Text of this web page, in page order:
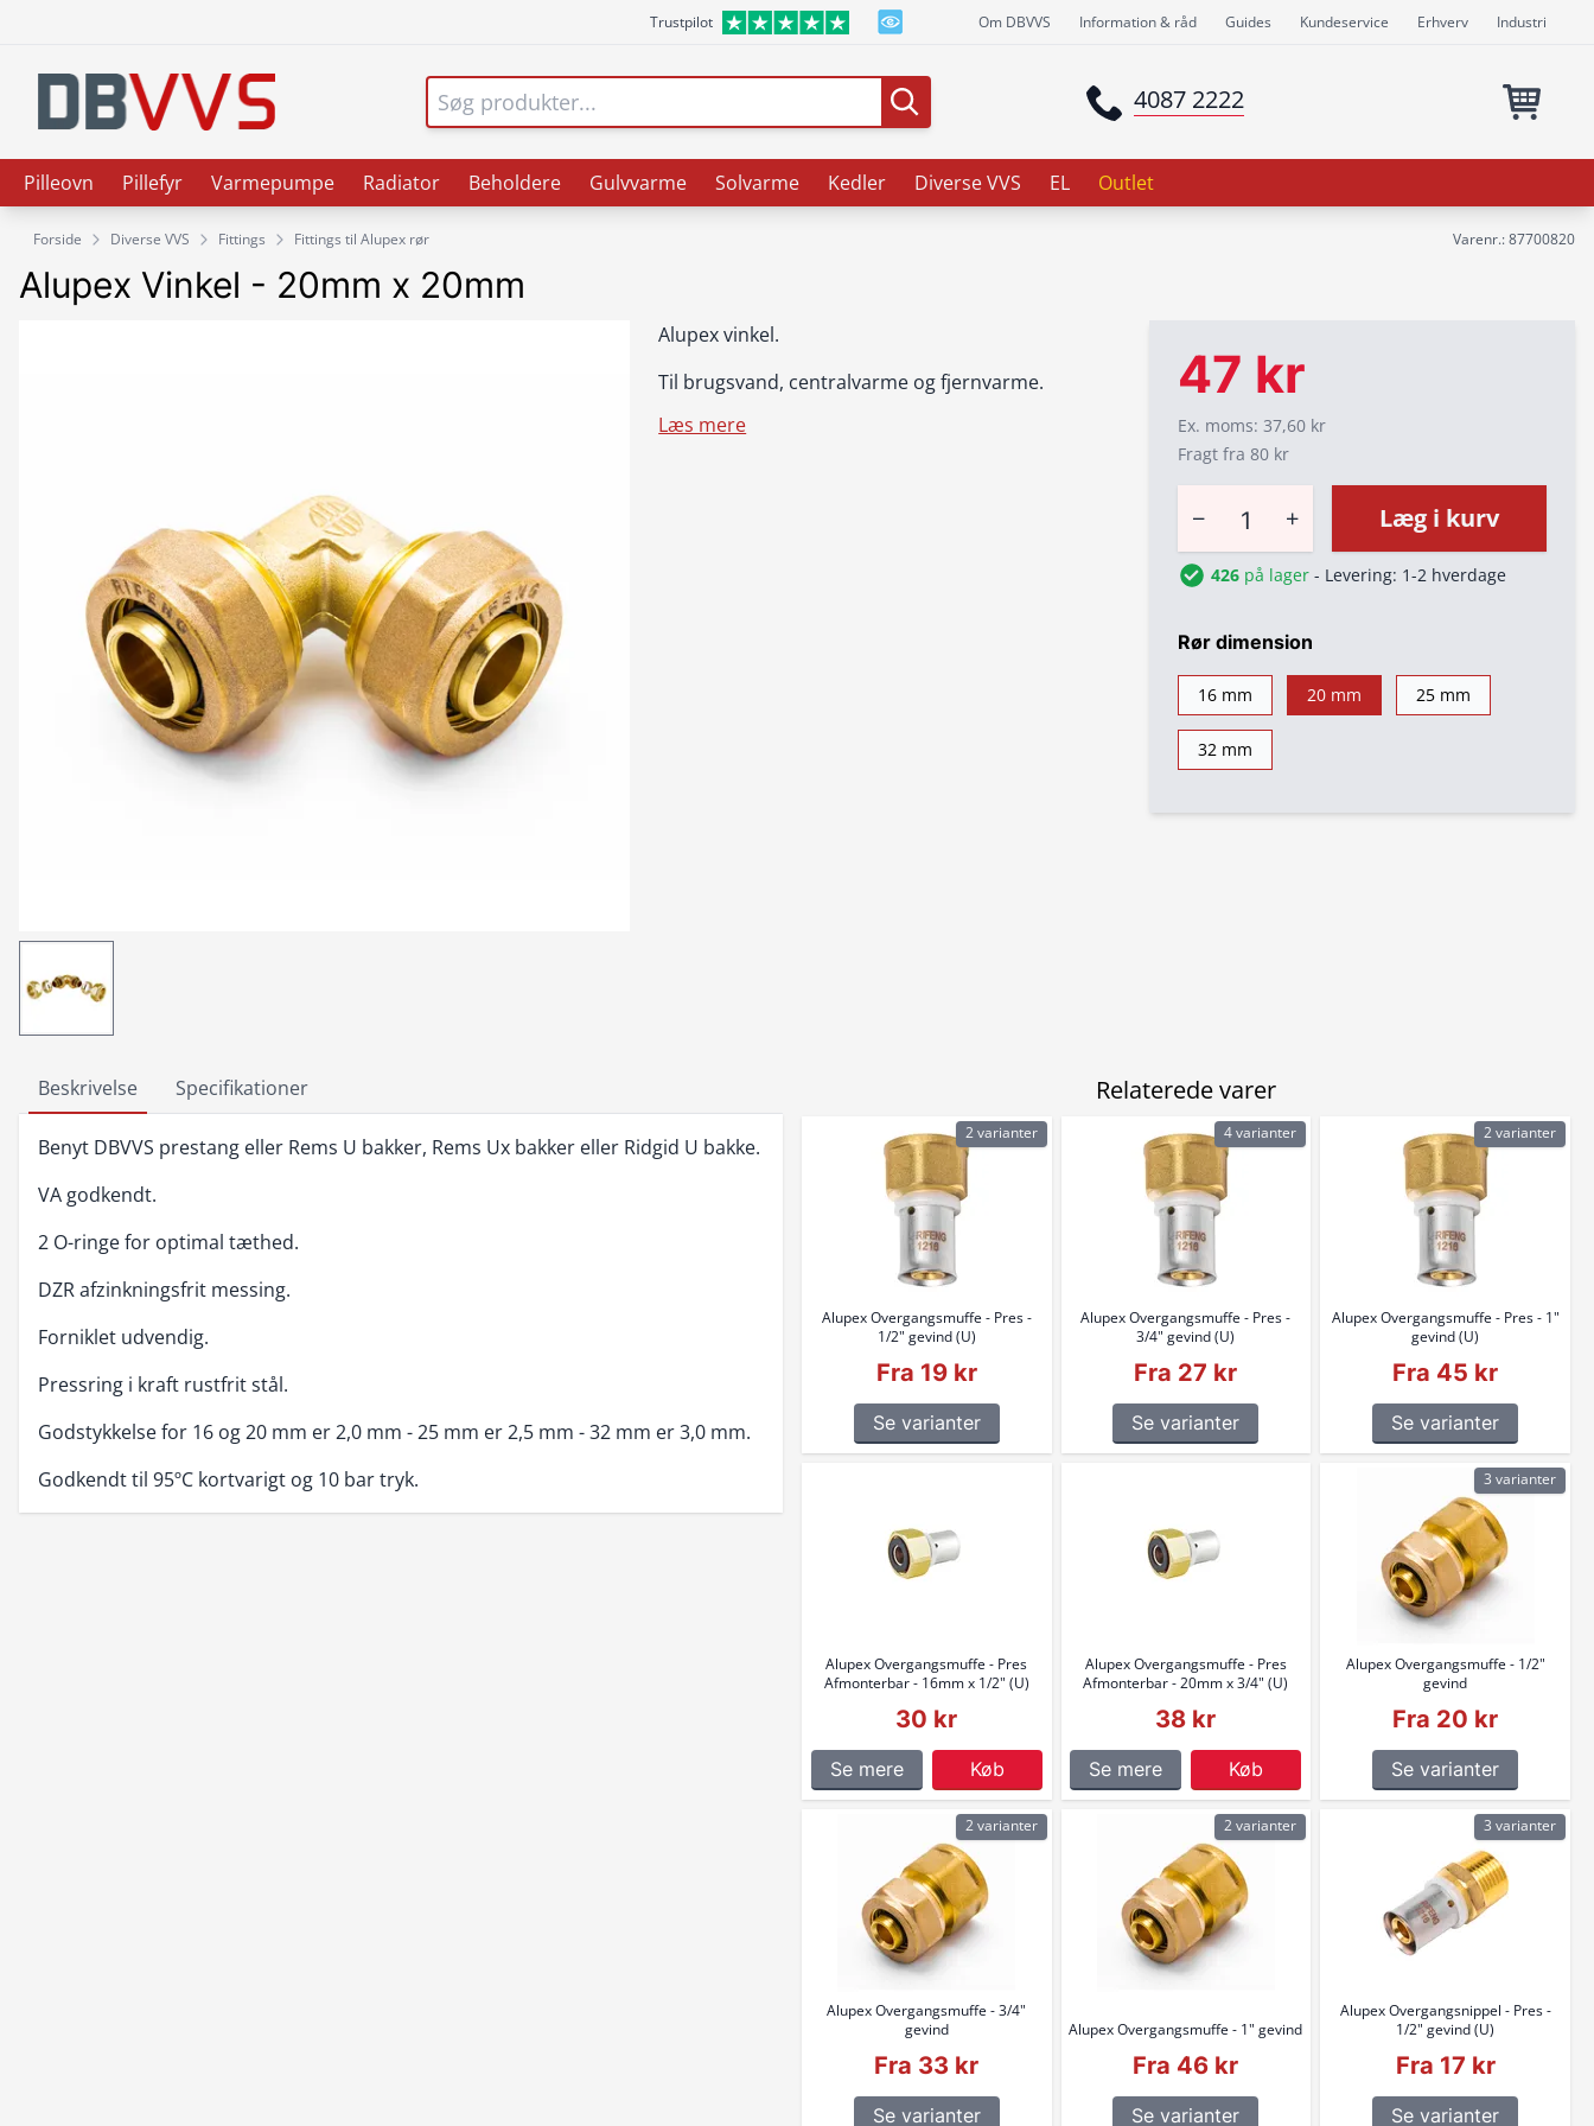
Trustpilot Om DBVVS Information & råd Guides Kundeservice Erhverv Industri
4087 2222
Pilleovn Pillefyr Varmepumpe Radiator Beholdere Gulvvarme Solvarme Kedler Diverse VVS EL Outlet
Forside Diverse VVS Fittings Fittings til Alupex rør Varenr.: 87700820
Alupex Vinkel - 20mm x 20mm
Alupex vinkel.
Til brugsvand, centralvarme og fjernvarme.
Læs mere
47 kr
Ex. moms: 37,60 kr
Fragt fra 80 kr
− + Læg i kurv
426 på lager - Levering: 1-2 hverdage
Rør dimension
16 mm 20 mm 25 mm
32 mm
Beskrivelse Specifikationer
Benyt DBVVS prestang eller Rems U bakker, Rems Ux bakker eller Ridgid U bakke.
VA godkendt.
2 O-ringe for optimal tæthed.
DZR afzinkningsfrit messing.
Forniklet udvendig.
Pressring i kraft rustfrit stål.
Godstykkelse for 16 og 20 mm er 2,0 mm - 25 mm er 2,5 mm - 32 mm er 3,0 mm.
Godkendt til 95ºC kortvarigt og 10 bar tryk.
Relaterede varer
Alupex Overgangsmuffe - Pres -
1/2" gevind (U)
Fra 19 kr
Se varianter
2 varianter
Alupex Overgangsmuffe - Pres -
3/4" gevind (U)
Fra 27 kr
Se varianter
4 varianter
Alupex Overgangsmuffe - Pres - 1"
gevind (U)
Fra 45 kr
Se varianter
2 varianter
Alupex Overgangsmuffe - Pres
Afmonterbar - 16mm x 1/2" (U)
30 kr
Se mere Køb
Alupex Overgangsmuffe - Pres
Afmonterbar - 20mm x 3/4" (U)
38 kr
Se mere Køb
Alupex Overgangsmuffe - 1/2"
gevind
Fra 20 kr
Se varianter
3 varianter
Alupex Overgangsmuffe - 3/4"
gevind
Fra 33 kr
Se varianter
2 varianter
Alupex Overgangsmuffe - 1" gevind
Fra 46 kr
Se varianter
2 varianter
Alupex Overgangsnippel - Pres -
1/2" gevind (U)
Fra 17 kr
Se varianter
3 varianter